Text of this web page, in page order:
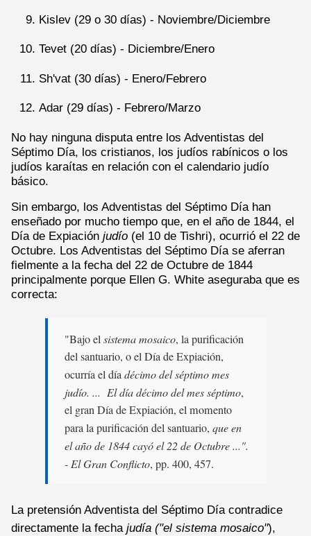
Kislev (29 o 30 días) - Noviembre/Diciembre
Tevet (20 días) - Diciembre/Enero
Sh'vat (30 días) - Enero/Febrero
Adar (29 días) - Febrero/Marzo
No hay ninguna disputa entre los Adventistas del
Séptimo Día, los cristianos, los judíos rabínicos o los
judíos karaítas en relación con el calendario judío
básico.
Sin embargo, los Adventistas del Séptimo Día han
enseñado por mucho tiempo que, en el año de 1844, el
Día de Expiación judío (el 10 de Tishri), ocurrió el 22 de
Octubre. Los Adventistas del Séptimo Día se aferran
fielmente a la fecha del 22 de Octubre de 1844
principalmente porque Ellen G. White aseguraba que es
correcta:
"Bajo elsistema mosaico, la purificación
del santuario, o el Día de Expiación,
ocurría el díadécimo del séptimo mes
judío. ... El día décimo del mes séptimo,
el gran Día de Expiación, el momento
para la purificación del santuario, que en
el año de 1844 cayó el 22 de Octubre ...".
- El Gran Conflicto, pp. 400, 457.
La pretensión Adventista del Séptimo Día contradice
directamente la fecha judía ("el sistema mosaico"),